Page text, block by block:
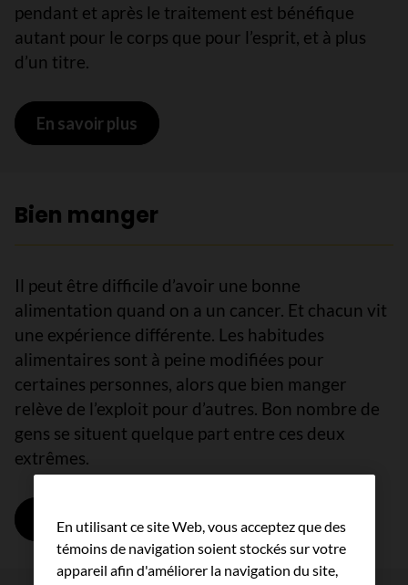
pendant et après le traitement est bénéfique
autant pour le corps que pour l’esprit, et à plus
d’un titre.
En savoir plus sur Être actif
Bien manger
Il peut être difficile d’avoir une bonne
alimentation quand on a un cancer. Et chacun vit
une expérience différente. Les habitudes
alimentaires sont à peine modifiées pour
certaines personnes, alors que bien manger
relève de l’exploit pour d’autres. Bon nombre de
gens se situent quelque part entre ces deux
extrêmes.
En savoir plus sur Bien manger
En utilisant ce site Web, vous acceptez que des
témoins de navigation soient stockés sur votre
appareil afin d'améliorer la navigation du site,